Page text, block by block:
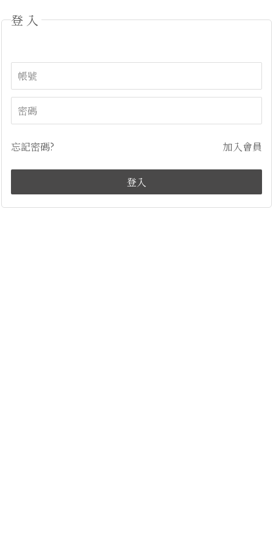
登入
忘記密碼? 加入會員